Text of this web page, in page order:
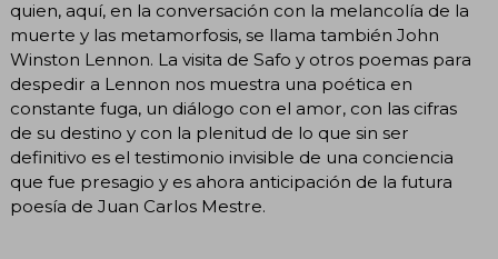
quien, aquí, en la conversación con la melancolía de la
muerte y las metamorfosis, se llama también John
Winston Lennon. La visita de Safo y otros poemas para
despedir a Lennon nos muestra una poética en
constante fuga, un diálogo con el amor, con las cifras
de su destino y con la plenitud de lo que sin ser
definitivo es el testimonio invisible de una conciencia
que fue presagio y es ahora anticipación de la futura
poesía de Juan Carlos Mestre.